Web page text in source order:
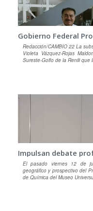
Redacción/CAMBIO 22 La
Violeta Vázquez-Rojas
Sureste-Golfo de la Renili que
El pasado viernes 12 de
geográfico y prospectivo del
de Química del Museo